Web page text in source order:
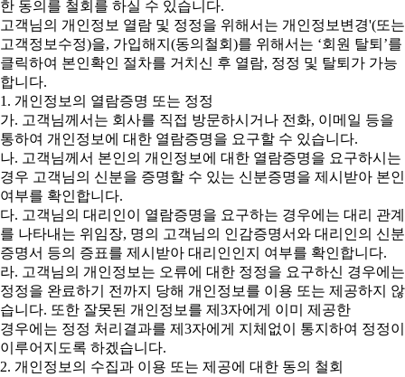
한 동의를 철회를 하실 수 있습니다.
고객님의 개인정보 열람 및 정정을 위해서는 개인정보변경'(또는
고객정보수정)을, 가입해지(동의철회)를 위해서는 ‘회원 탈퇴’를
클릭하여 본인확인 절차를 거치신 후 열람, 정정 및 탈퇴가 가능
합니다.
1. 개인정보의 열람증명 또는 정정
가. 고객님께서는 회사를 직접 방문하시거나 전화, 이메일 등을
통하여 개인정보에 대한 열람증명을 요구할 수 있습니다.
나. 고객님께서 본인의 개인정보에 대한 열람증명을 요구하시는
경우 고객님의 신분을 증명할 수 있는 신분증명을 제시받아 본인
여부를 확인합니다.
다. 고객님의 대리인이 열람증명을 요구하는 경우에는 대리 관계
를 나타내는 위임장, 명의 고객님의 인감증명서와 대리인의 신분
증명서 등의 증표를 제시받아 대리인인지 여부를 확인합니다.
라. 고객님의 개인정보는 오류에 대한 정정을 요구하신 경우에는
정정을 완료하기 전까지 당해 개인정보를 이용 또는 제공하지 않
습니다. 또한 잘못된 개인정보를 제3자에게 이미 제공한
경우에는 정정 처리결과를 제3자에게 지체없이 통지하여 정정이
이루어지도록 하겠습니다.
2. 개인정보의 수집과 이용 또는 제공에 대한 동의 철회